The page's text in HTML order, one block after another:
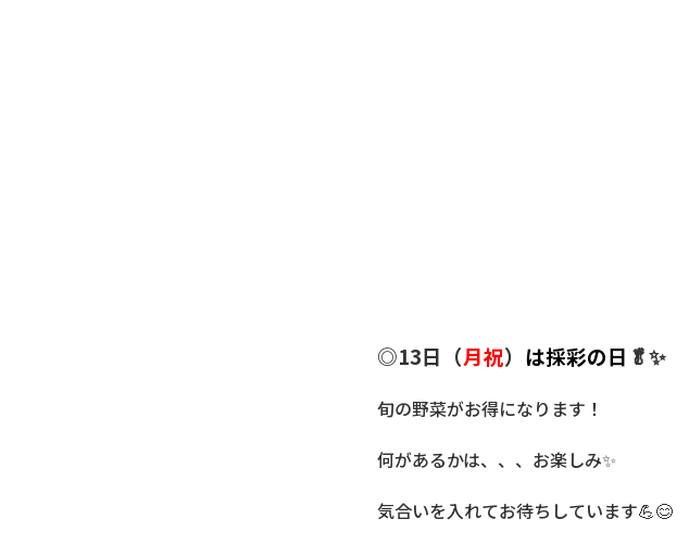
◎13日（月祝） は採彩の日 🥬✨
旬の野菜がお得になります！
何があるかは、、、お楽しみ✨
気合いを入れてお待ちしています💪😊